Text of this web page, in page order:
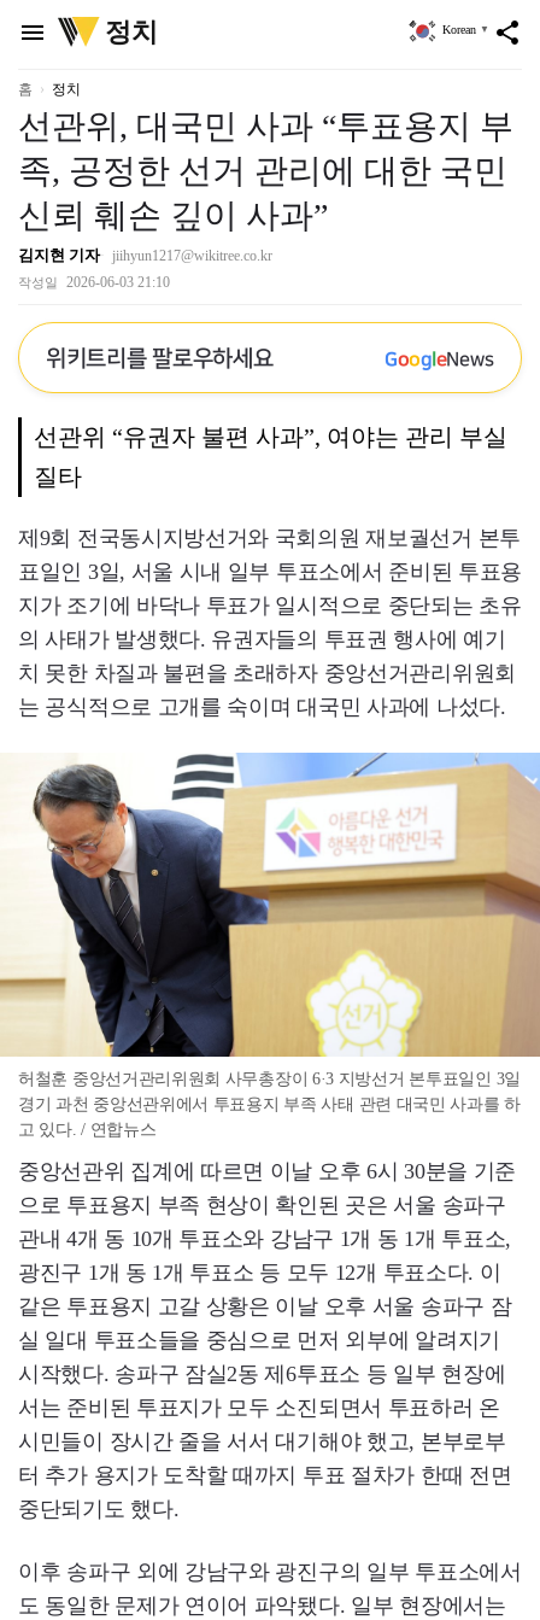
menu
위
키
정치 share
Korean ▼
홈 정치
선관위, 대국민 사과 “투표용지 부
족, 공정한 선거 관리에 대한 국민
신뢰 훼손 깊이 사과”
김지현 기자 jiihyun1217@wikitree.co.kr
작성일 2026-06-03 21:10
위키트리를 팔로우하세요 GoogleNews
선관위 “유권자 불편 사과”, 여야는 관리 부실
질타
제9회 전국동시지방선거와 국회의원 재보궐선거 본투
표일인 3일, 서울 시내 일부 투표소에서 준비된 투표용
지가 조기에 바닥나 투표가 일시적으로 중단되는 초유
의 사태가 발생했다. 유권자들의 투표권 행사에 예기
치 못한 차질과 불편을 초래하자 중앙선거관리위원회
는 공식적으로 고개를 숙이며 대국민 사과에 나섰다.
허철훈 중앙선거관리위원회 사무총장이 6·3 지방선거 본투표일인 3일
경기 과천 중앙선관위에서 투표용지 부족 사태 관련 대국민 사과를 하
고 있다. / 연합뉴스
중앙선관위 집계에 따르면 이날 오후 6시 30분을 기준
으로 투표용지 부족 현상이 확인된 곳은 서울 송파구
관내 4개 동 10개 투표소와 강남구 1개 동 1개 투표소,
광진구 1개 동 1개 투표소 등 모두 12개 투표소다. 이
같은 투표용지 고갈 상황은 이날 오후 서울 송파구 잠
실 일대 투표소들을 중심으로 먼저 외부에 알려지기
시작했다. 송파구 잠실2동 제6투표소 등 일부 현장에
서는 준비된 투표지가 모두 소진되면서 투표하러 온
시민들이 장시간 줄을 서서 대기해야 했고, 본부로부
터 추가 용지가 도착할 때까지 투표 절차가 한때 전면
중단되기도 했다.
이후 송파구 외에 강남구와 광진구의 일부 투표소에서
도 동일한 문제가 연이어 파악됐다. 일부 현장에서는